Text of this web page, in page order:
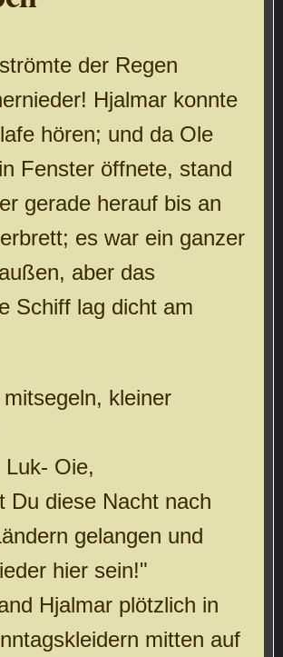
der Regen
Hjalmar konnte
hören; und da Ole
Fenster öffnete, stand
gerade herauf bis an
es war ein ganzer
aber das
Schiff lag dicht am
kleiner
Oie,
Du diese Nacht nach
gelangen und
hier sein!"
Hjalmar plötzlich in
mitten auf